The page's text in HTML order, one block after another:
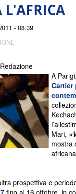
L'AFRICA
- 08:39
Redazione
A
Cartier
Mari, «
mostra
prospettiva e